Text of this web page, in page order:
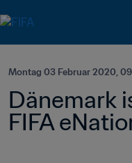
Montag 03 Februar 2020,
Dänemark
FIFA